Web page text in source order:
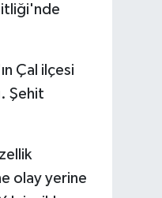
Çal ilçesi
Şehit
olay yerine